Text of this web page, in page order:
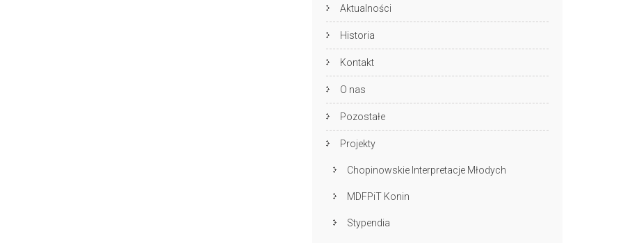
Aktualności
Historia
Kontakt
O nas
Pozostałe
Projekty
Chopinowskie Interpretacje Młodych
MDFPiT Konin
Stypendia